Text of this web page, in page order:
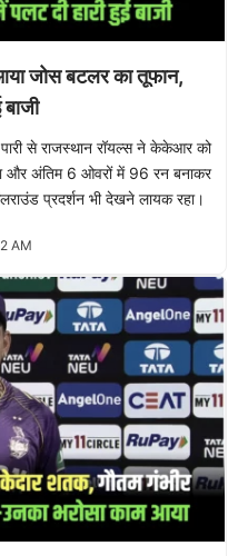
जोस बटलर का तूफान,
से राजस्थान रॉयल्स ने केकेआर को
और अंतिम 6 ओवरों में 96 रन बनाकर
प्रदर्शन भी देखने लायक रहा।
AM